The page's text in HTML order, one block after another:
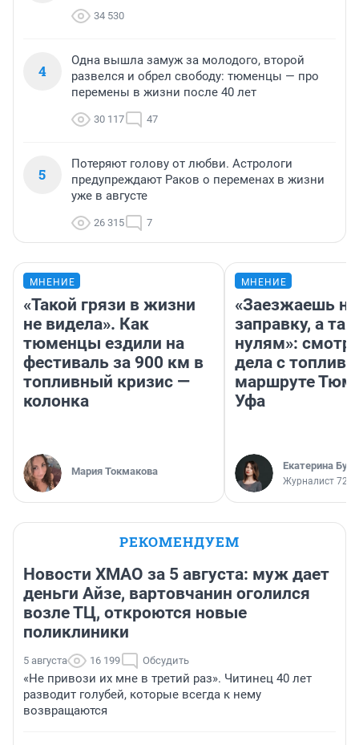
34 530
4
Одна вышла замуж за молодого, второй
развелся и обрел свободу: тюменцы — про
перемены в жизни после 40 лет
30 117 47
5
Потеряют голову от любви. Астрологи
предупреждают Раков о переменах в жизни
уже в августе
26 315 7
МНЕНИЕ
«Такой грязи в жизни
не видела». Как
тюменцы ездили на
фестиваль за 900 км в
топливный кризис —
колонка
Мария Токмакова
МНЕНИЕ
«Заезжаешь на
заправку, а
нулям»:
дела с
маршруте
Уфа
Екатерина
Журналист
РЕКОМЕНДУЕМ
Новости ХМАО за 5 августа: муж дает
деньги Айзе, вартовчанин оголился
возле ТЦ, откроются новые
поликлиники
5 августа 16 199 Обсудить
«Не привози их мне в третий раз». Читинец 40 лет
разводит голубей, которые всегда к нему
возвращаются